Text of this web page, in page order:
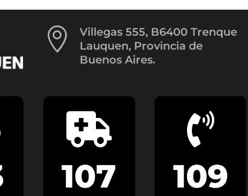

Villegas 555, B6400 Trenque
Lauquen, Provincia de
Buenos Aires.

107

109